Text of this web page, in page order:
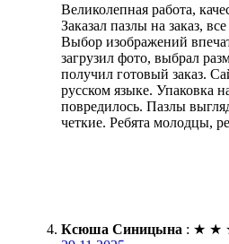
Великолепная работа,
Заказал пазлы на заказ,
Выбор изображений
загрузил фото, выбрал
получил готовый заказ.
русском языке. Упаковка
повредилось. Пазлы
четкие. Ребята молодцы,
Ксюша Синицына : ★ ★